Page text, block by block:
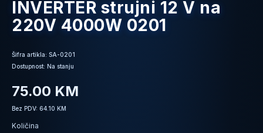
INVERTER strujni 12 V na
220V 4000W 0201
Šifra artikla: SA-0201
Dostupnost: Na stanju
75.00 KM
Bez PDV: 64.10 KM
Količina